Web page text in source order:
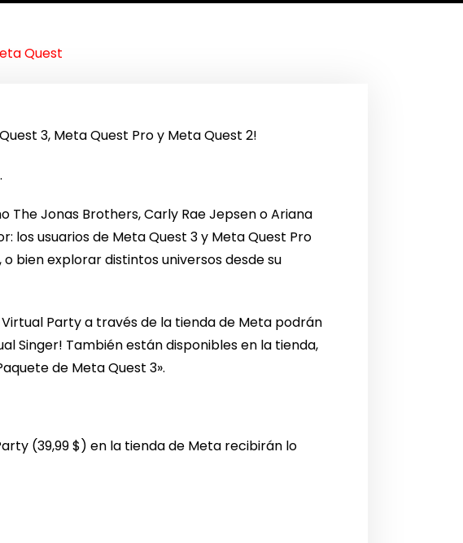
Quest
3, Meta Quest Pro y Meta Quest 2!
.
Jonas Brothers, Carly Rae Jepsen o Ariana
los usuarios de Meta Quest 3 y Meta Quest Pro
bien explorar distintos universos desde su
Party a través de la tienda de Meta podrán
Singer! También están disponibles en la tienda,
de Meta Quest 3».
(39,99 $) en la tienda de Meta recibirán lo